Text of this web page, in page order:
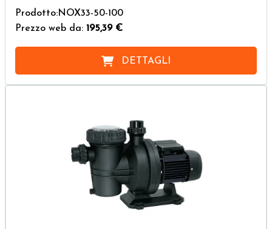
Prodotto:NOX33-50-100
Prezzo web da: 195,39 €
DETTAGLI